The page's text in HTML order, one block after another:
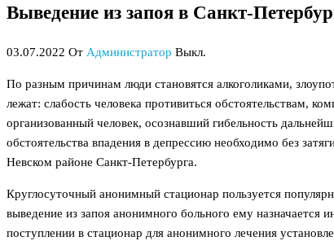
Выведение из запоя в Санкт-
03.07.2022 От Администратор Выкл.
По разным причинам люди становятся алкоголиками,
лежат: слабость человека противиться обстоятельствам,
организованный человек, осознавший гибельность
обстоятельства впадения в депрессию необходимо без
Невском районе Санкт-Петербурга.
Круглосуточный анонимный стационар пользуется
выведение из запоя анонимного больного ему
поступлении в стационар для анонимного лечения